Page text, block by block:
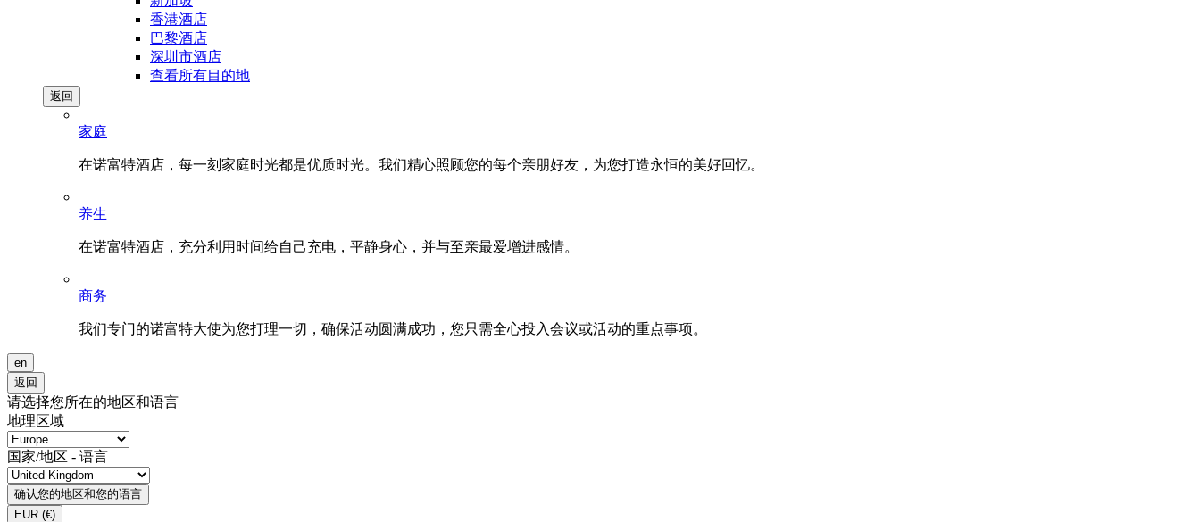
香港酒店
巴黎酒店
深圳市酒店
查看所有目的地
返回
家庭
在诺富特酒店，每一刻家庭时光都是优质时光。我们精心照顾您的每个亲朋好友，为您打造永恒的美好回忆。
养生
在诺富特酒店，充分利用时间给自己充电，平静身心，并与至亲最爱增进感情。
商务
我们专门的诺富特大使为您打理一切，确保活动圆满成功，您只需全心投入会议或活动的重点事项。
en
返回
请选择您所在的地区和语言
地理区域
国家/地区 - 语言
确认您的地区和您的语言
EUR (€)